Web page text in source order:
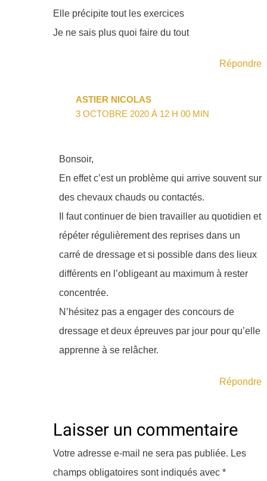
Elle précipite tout les exercices
Je ne sais plus quoi faire du tout
Répondre
ASTIER NICOLAS
3 OCTOBRE 2020 À 12 H 00 MIN
Bonsoir,
En effet c’est un problème qui arrive souvent sur
des chevaux chauds ou contactés.
Il faut continuer de bien travailler au quotidien et
répéter régulièrement des reprises dans un
carré de dressage et si possible dans des lieux
différents en l’obligeant au maximum à rester
concentrée.
N’hésitez pas a engager des concours de
dressage et deux épreuves par jour pour qu’elle
apprenne à se relâcher.
Répondre
Laisser un commentaire
Votre adresse e-mail ne sera pas publiée. Les
champs obligatoires sont indiqués avec *